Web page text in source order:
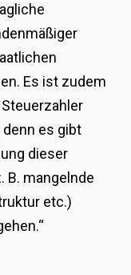
Es ist zudem
es gibt
dieser
B. mangelnde
etc.)